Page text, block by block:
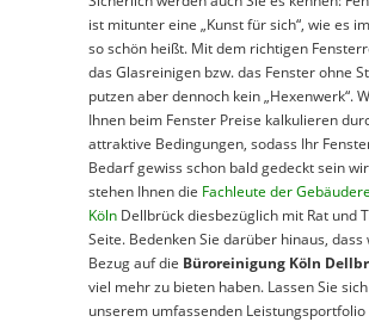
ist mitunter eine „Kunst für sich“, wie es
so schön heißt. Mit dem richtigen
das Glasreinigen bzw. das Fenster ohne
putzen aber dennoch kein „Hexenwerk“.
Ihnen beim Fenster Preise kalkulieren
attraktive Bedingungen, sodass Ihr
Bedarf gewiss schon bald gedeckt sein
stehen Ihnen die Fachleute der
Köln Dellbrück diesbezüglich mit Rat und
Seite. Bedenken Sie darüber hinaus, dass
Bezug auf die Büroreinigung Köln
viel mehr zu bieten haben. Lassen Sie
unserem umfassenden Leistungsportfolio